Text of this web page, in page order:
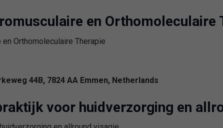
en Orthomoleculaire
44B, 7824 AA Emmen, Netherlands
voor huidverzorging en